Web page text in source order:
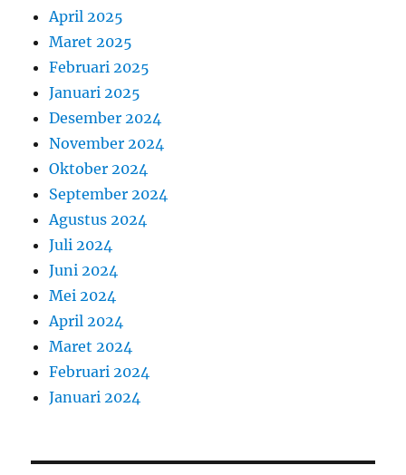
April 2025
Maret 2025
Februari 2025
Januari 2025
Desember 2024
November 2024
Oktober 2024
September 2024
Agustus 2024
Juli 2024
Juni 2024
Mei 2024
April 2024
Maret 2024
Februari 2024
Januari 2024